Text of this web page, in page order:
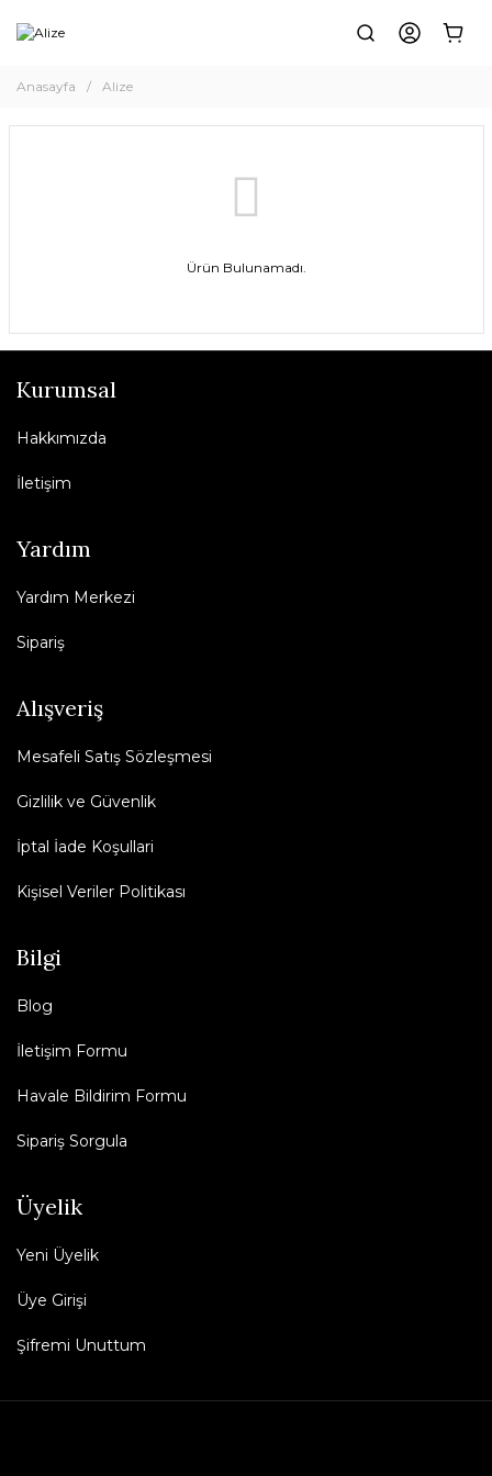
Anasayfa Alize
Ürün Bulunamadı.
Kurumsal
Hakkımızda
İletişim
Yardım
Yardım Merkezi
Sipariş
Alışveriş
Mesafeli Satış Sözleşmesi
Gizlilik ve Güvenlik
İptal İade Koşullari
Kişisel Veriler Politikası
Bilgi
Blog
İletişim Formu
Havale Bildirim Formu
Sipariş Sorgula
Üyelik
Yeni Üyelik
Üye Girişi
Şifremi Unuttum